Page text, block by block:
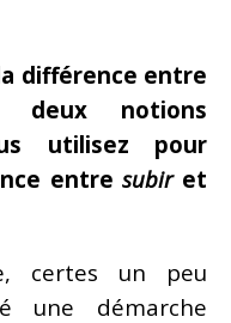
différence entre
notions
utilisez pour
entresubiret
certes un peu
une démarche